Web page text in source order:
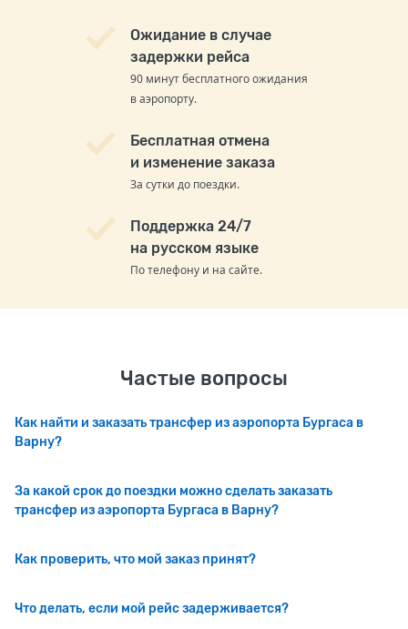
Ожидание в случае
задержки рейса
90 минут бесплатного ожидания
в аэропорту.
Бесплатная отмена
и изменение заказа
За сутки до поездки.
Поддержка 24/7
на русском языке
По телефону и на сайте.
Частые вопросы
Как найти и заказать трансфер из аэропорта Бургаса в
Варну?
За какой срок до поездки можно сделать заказать
трансфер из аэропорта Бургаса в Варну?
Как проверить, что мой заказ принят?
Что делать, если мой рейс задерживается?